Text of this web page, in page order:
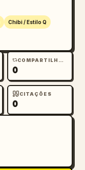
Chibi / Estilo Q
COMPARTILHAMENTOS
0
CITAÇÕES
0